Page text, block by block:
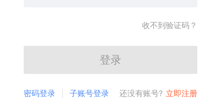
收不到验证码？
登录
密码登录 子账号登录 还没有账号? 立即注册